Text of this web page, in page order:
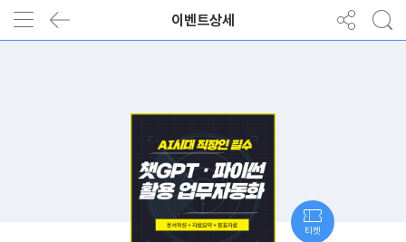
이벤트상세
티켓